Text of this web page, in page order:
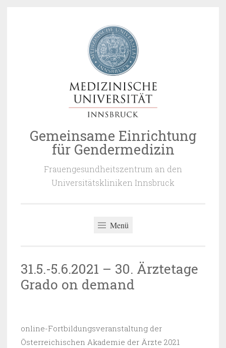
Gemeinsame Einrichtung
für Gendermedizin
Frauengesundheitszentrum an den
Universitätskliniken Innsbruck
Menü
31.5.-5.6.2021 – 30. Ärztetage
Grado on demand
online-Fortbildungsveranstaltung der
Österreichischen Akademie der Ärzte 2021